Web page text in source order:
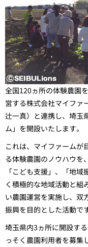
全国120ヵ所の体験農園
営する株式会社マイファ
辻一真）と連携し、埼玉
ム」を開設いたします。
これは、マイファームが
る体験農園のノウハウを
「こども支援」、「地
く積極的な地域活動と組
い農園運営を実施し、双
振興を目的とした活動で
埼玉県内3ヵ所に開設す
っそく農園利用者を募集